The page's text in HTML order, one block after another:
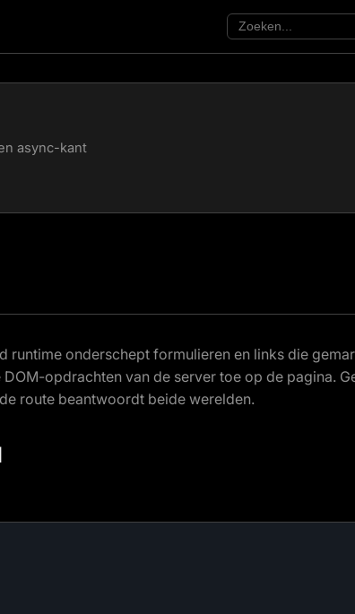
async-kant
runtime onderschept formulieren en links die
opdrachten van de server toe op de pagina.
route beantwoordt beide werelden.